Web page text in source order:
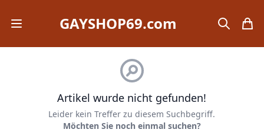
Open mobile menuGAYSHOP69.com search
Artikel wurde nicht gefunden!
Leider kein Treffer zu diesem Suchbegriff.
Möchten Sie noch einmal suchen?